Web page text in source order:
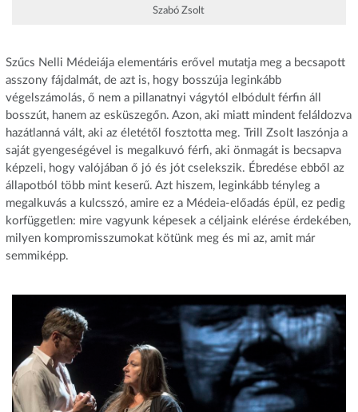
Szabó Zsolt
Szűcs Nelli Médeiája elementáris erővel mutatja meg a becsapott
asszony fájdalmát, de azt is, hogy bosszúja leginkább
végelszámolás, ő nem a pillanatnyi vágytól elbódult férfin áll
bosszút, hanem az esküszegőn. Azon, aki miatt mindent feláldozva
hazátlanná vált, aki az életétől fosztotta meg. Trill Zsolt Iaszónja a
saját gyengeségével is megalkuvó férfi, aki önmagát is becsapva
képzeli, hogy valójában ő jó és jót cselekszik. Ébredése ebből az
állapotból több mint keserű. Azt hiszem, leginkább tényleg a
megalkuvás a kulcsszó, amire ez a Médeia-előadás épül, ez pedig
korfüggetlen: mire vagyunk képesek a céljaink elérése érdekében,
milyen kompromisszumokat kötünk meg és mi az, amit már
semmiképp.